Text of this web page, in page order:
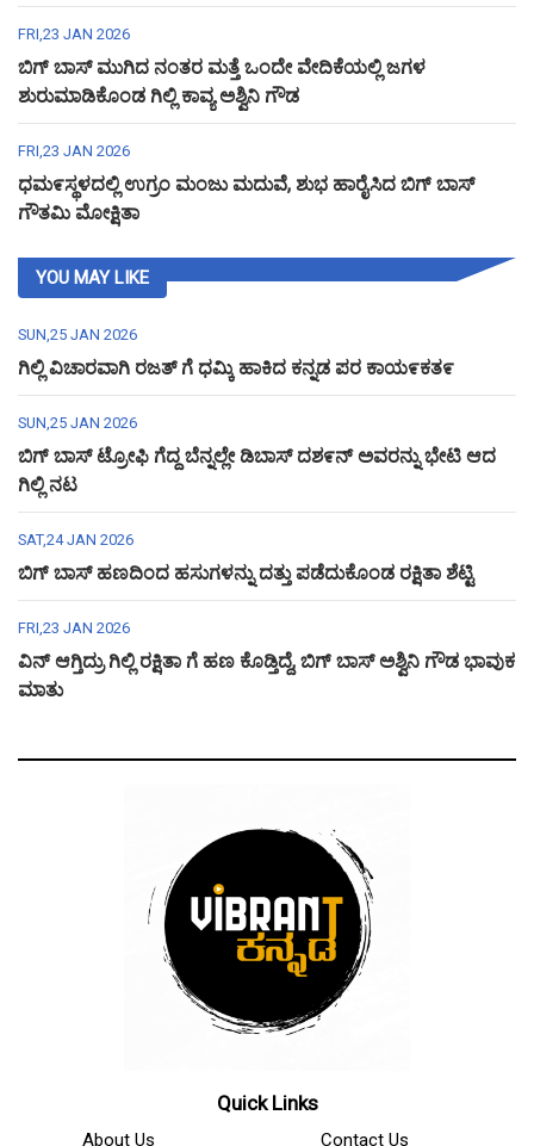
FRI,23 JAN 2026
ಬಿಗ್ ಬಾಸ್ ಮುಗಿದ ನಂತರ ಮತ್ತೆ ಒಂದೇ ವೇದಿಕೆಯಲ್ಲಿ ಜಗಳ
ಶುರುಮಾಡಿಕೊಂಡ ಗಿಲ್ಲಿ ಕಾವ್ಯ ಅಶ್ವಿನಿ ಗೌಡ
FRI,23 JAN 2026
ಧಮ೯ಸ್ಥಳದಲ್ಲಿ ಉಗ್ರಂ ಮಂಜು ಮದುವೆ, ಶುಭ ಹಾರೈಸಿದ ಬಿಗ್ ಬಾಸ್
ಗೌತಮಿ ಮೋಕ್ಷಿತಾ
YOU MAY LIKE
SUN,25 JAN 2026
ಗಿಲ್ಲಿ ವಿಚಾರವಾಗಿ ರಜತ್ ಗೆ ಧಮ್ಕಿ ಹಾಕಿದ ಕನ್ನಡ ಪರ ಕಾಯ೯ಕತ೯
SUN,25 JAN 2026
ಬಿಗ್ ಬಾಸ್ ಟ್ರೋಫಿ ಗೆದ್ದ ಬೆನ್ನಲ್ಲೇ ಡಿಬಾಸ್ ದಶ೯ನ್ ಅವರನ್ನು ಭೇಟಿ ಆದ
ಗಿಲ್ಲಿ ನಟ
SAT,24 JAN 2026
ಬಿಗ್ ಬಾಸ್ ಹಣದಿಂದ ಹಸುಗಳನ್ನು ದತ್ತು ಪಡೆದುಕೊಂಡ ರಕ್ಷಿತಾ ಶೆಟ್ಟಿ
FRI,23 JAN 2026
ವಿನ್ ಆಗ್ತಿದ್ರು ಗಿಲ್ಲಿ ರಕ್ಷಿತಾ ಗೆ ಹಣ ಕೊಡ್ತಿದ್ದೆ, ಬಿಗ್ ಬಾಸ್ ಅಶ್ವಿನಿ ಗೌಡ ಭಾವುಕ
ಮಾತು
Quick Links
About Us Contact Us